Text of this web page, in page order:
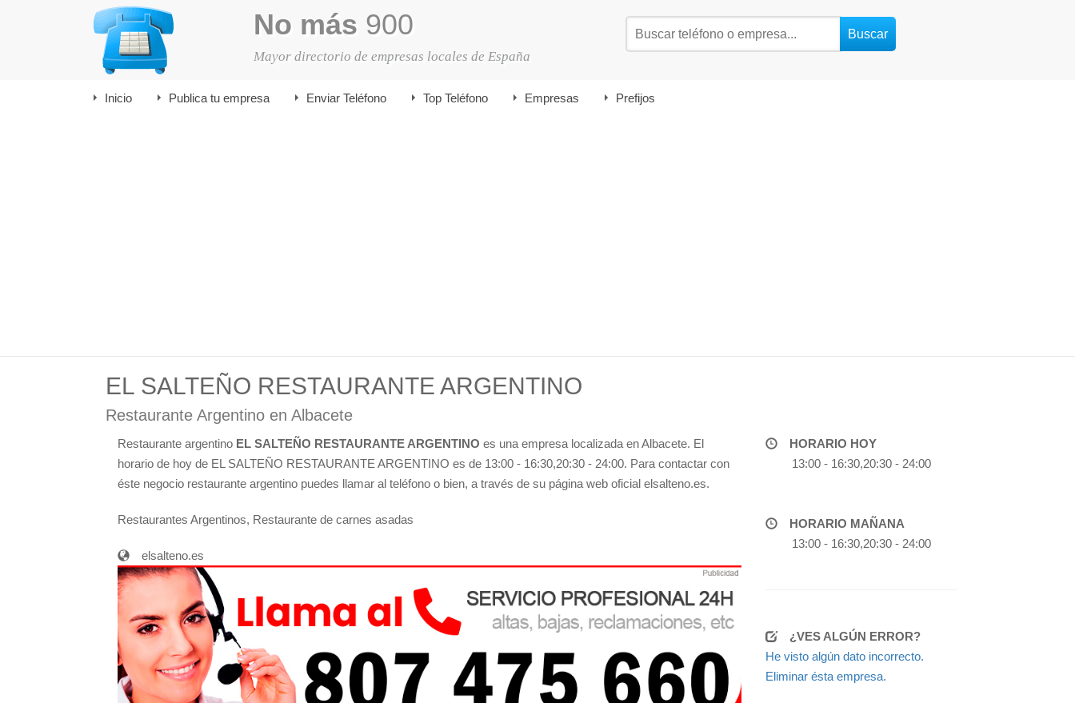
No más 900
Mayor directorio de empresas locales de España
Inicio Publica tu empresa Enviar Teléfono Top Teléfono Empresas Prefijos
EL SALTEÑO RESTAURANTE ARGENTINO
Restaurante Argentino en Albacete
Restaurante argentino EL SALTEÑO RESTAURANTE ARGENTINO es una empresa localizada en Albacete. El
horario de hoy de EL SALTEÑO RESTAURANTE ARGENTINO es de 13:00 - 16:30,20:30 - 24:00. Para contactar con
éste negocio restaurante argentino puedes llamar al teléfono o bien, a través de su página web oficial elsalteno.es.
Restaurantes Argentinos, Restaurante de carnes asadas
elsalteno.es
HORARIO HOY
13:00 - 16:30,20:30 - 24:00
HORARIO MAÑANA
13:00 - 16:30,20:30 - 24:00
¿VES ALGÚN ERROR?
He visto algún dato incorrecto.
Eliminar ésta empresa.